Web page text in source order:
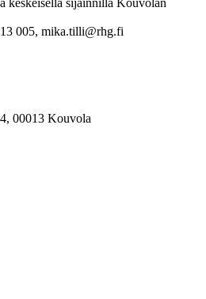
keskeisellä sijainnilla Kouvolan
005, mika.tilli@rhg.fi
00013 Kouvola